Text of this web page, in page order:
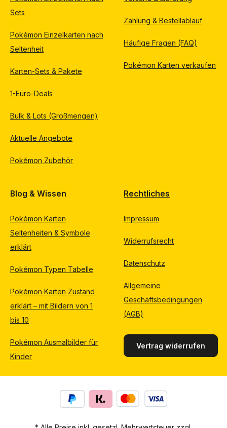
Sets
Pokémon Einzelkarten nach
Seltenheit
Karten-Sets & Pakete
1-Euro-Deals
Bulk & Lots (Großmengen)
Aktuelle Angebote
Pokémon Zubehör
Zahlung & Bestellablauf
Häufige Fragen (FAQ)
Pokémon Karten verkaufen
Blog & Wissen
Pokémon Karten
Seltenheiten & Symbole
erklärt
Pokémon Typen Tabelle
Pokémon Karten Zustand
erklärt – mit Bildern von 1
bis 10
Pokémon Ausmalbilder für
Kinder
Rechtliches
Impressum
Widerrufsrecht
Datenschutz
Allgemeine
Geschäftsbedingungen
(AGB)
Vertrag widerrufen